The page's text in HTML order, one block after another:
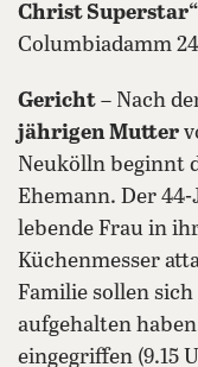
Christ Superstar“
Columbiadamm
Gericht – Nach
jährigen Mutter
Neukölln beginnt
Ehemann. Der
lebende Frau in
Küchenmesser
Familie sollen
aufgehalten
eingegriffen (9.15